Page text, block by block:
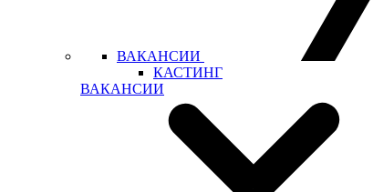
ВАКАНСИИ
КАСТИНГ
ВАКАНСИИ